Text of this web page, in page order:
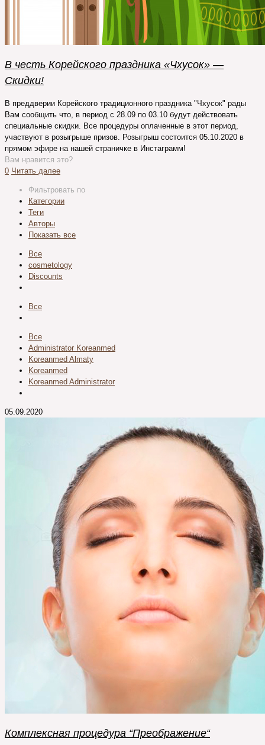
В честь Корейского праздника «Чхусок» —
Скидки!
В преддверии Корейского традиционного праздника "Чхусок" рады
Вам сообщить что, в период с 28.09 по 03.10 будут действовать
специальные скидки. Все процедуры оплаченные в этот период,
участвуют в розыгрыше призов. Розыгрыш состоится 05.10.2020 в
прямом эфире на нашей страничке в Инстаграмм!
Вам нравится это?
0 Читать далее
Фильтровать по
Категории
Теги
Авторы
Показать все
Все
cosmetology
Discounts
Все
Все
Administrator Koreanmed
Koreanmed Almaty
Koreanmed
Koreanmed Administrator
05.09.2020
Комплексная процедура “Преображение“